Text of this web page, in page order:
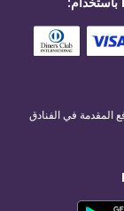
في الفنادق